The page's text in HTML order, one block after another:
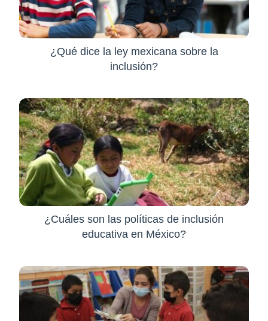
¿Qué dice la ley mexicana sobre la
inclusión?
¿Cuáles son las políticas de inclusión
educativa en México?